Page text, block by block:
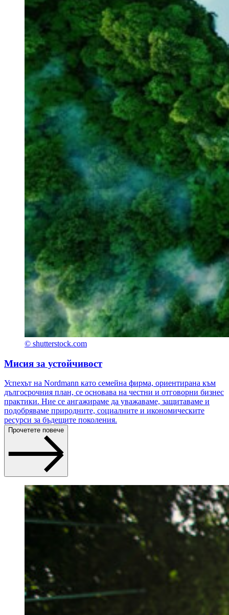
© shutterstock.com
Мисия за устойчивост
Успехът на Nordmann като семейна фирма, ориентирана към
дългосрочния план, се основава на честни и отговорни бизнес
практики. Ние се ангажираме да уважаваме, защитаваме и
подобряваме природните, социалните и икономическите
ресурси за бъдещите поколения.
Прочетете повече